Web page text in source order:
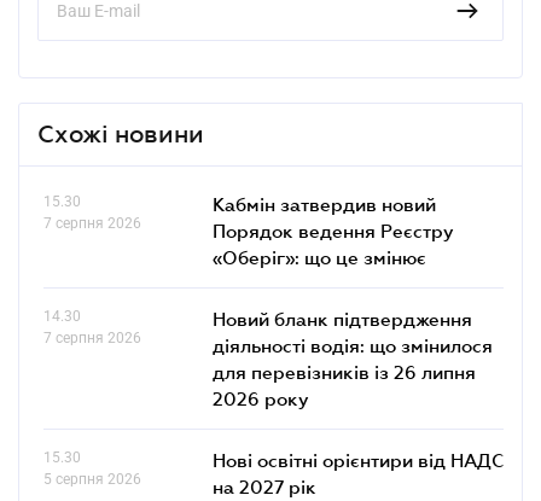
Схожі новини
15.30
7 серпня 2026
Кабмін затвердив новий
Порядок ведення Реєстру
«Оберіг»: що це змінює
14.30
7 серпня 2026
Новий бланк підтвердження
діяльності водія: що змінилося
для перевізників із 26 липня
2026 року
15.30
5 серпня 2026
Нові освітні орієнтири від НАДС
на 2027 рік